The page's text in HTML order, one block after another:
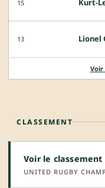
15
13 Lionel
Voir
CLASSEMENT
Voir le
UNITED RUGBY